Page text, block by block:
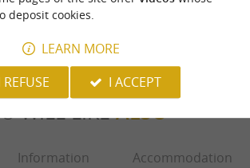
Communes de la Vallée d'Ossau
WILL LIKEALSO
Information Accommodation
deposit cookies.
LEARN MORE
REFUSE
I ACCEPT